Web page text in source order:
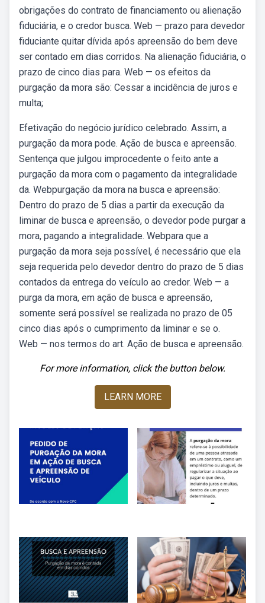
obrigações do contrato de financiamento ou alienação
fiduciária, e o credor busca. Web — prazo para devedor
fiduciante quitar dívida após apreensão do bem deve
ser contado em dias corridos. Na alienação fiduciária, o
prazo de cinco dias para. Web — os efeitos da
purgação da mora são: Cessar a incidência de juros e
multa;
Efetivação do negócio jurídico celebrado. Assim, a
purgação da mora pode. Ação de busca e apreensão.
Sentença que julgou improcedente o feito ante a
purgação da mora com o pagamento da integralidade
da. Webpurgação da mora na busca e apreensão:
Dentro do prazo de 5 dias a partir da execução da
liminar de busca e apreensão, o devedor pode purgar a
mora, pagando a integralidade. Webpara que a
purgação da mora seja possível, é necessário que ela
seja requerida pelo devedor dentro do prazo de 5 dias
contados da entrega do veículo ao credor. Web — a
purga da mora, em ação de busca e apreensão,
somente será possível se realizada no prazo de 05
cinco dias após o cumprimento da liminar e se o.
Web — nos termos do art. Ação de busca e apreensão.
For more information, click the button below.
LEARN MORE